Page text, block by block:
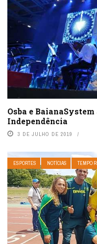
Osba e
Independência
3 DE JULHO DE 2019
ESPORTES NOTÍCIAS TEMPO